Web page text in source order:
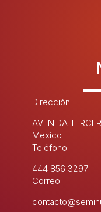
Dirección:
AVENIDA
Mexico
Teléfono:
444 856 3297
Correo: